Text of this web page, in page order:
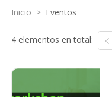
Inicio > Eventos
4 elementos en total: